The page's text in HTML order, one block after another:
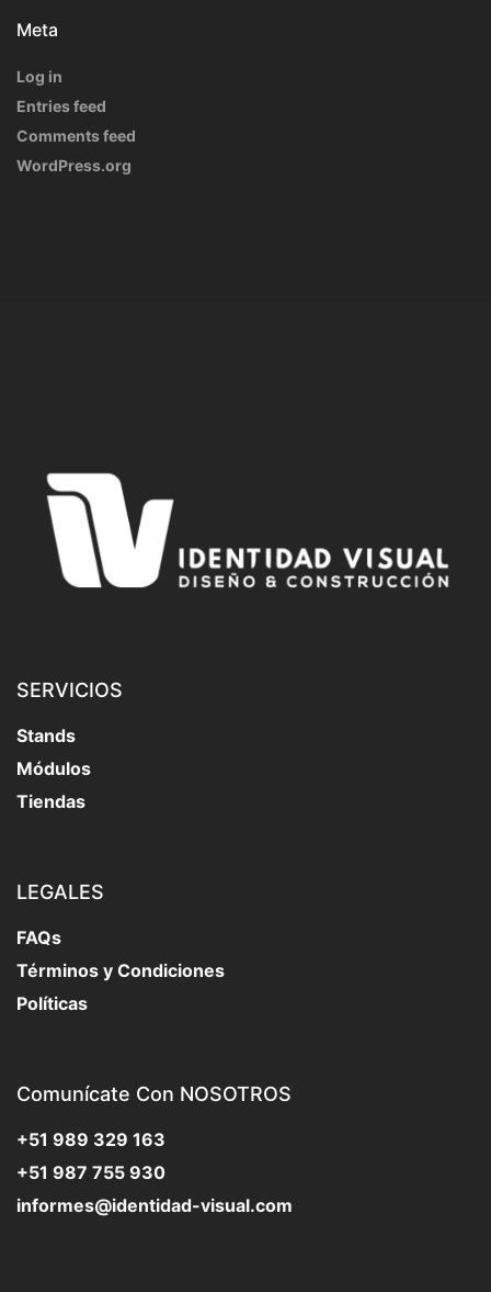
Meta
Log in
Entries feed
Comments feed
WordPress.org
SERVICIOS
Stands
Módulos
Tiendas
LEGALES
FAQs
Términos y Condiciones
Políticas
Comunícate Con NOSOTROS
+51 989 329 163
+51 987 755 930
informes@identidad-visual.com